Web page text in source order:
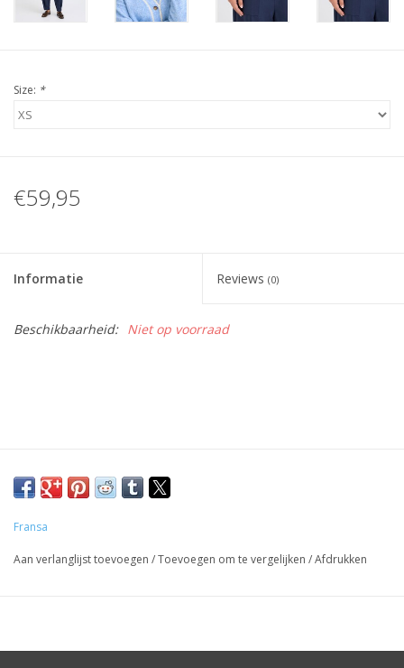
Size: *
€59,95
Informatie Reviews (0)
Beschikbaarheid: Niet op voorraad
Fransa
Aan verlanglijst toevoegen /Toevoegen om te vergelijken /Afdrukken